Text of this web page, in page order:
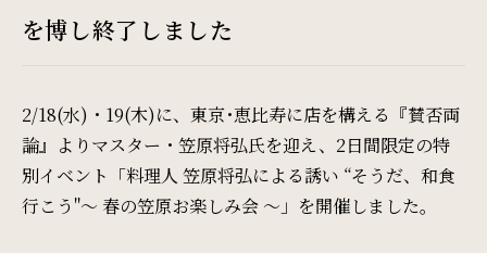
Wedding
ウエディング
を博し終了しました
2/18(水)・19(木)に、東京･恵比寿に店を構える『賛否両
論』よりマスター・笠原将弘氏を迎え、2日間限定の特
別イベント「料理人 笠原将弘による誘い “そうだ、和食
行こう"〜 春の笠原お楽しみ会 〜」を開催しました。